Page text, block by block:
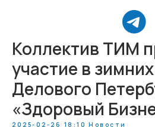
Eng
Ru |
Коллектив ТИМ
участие в
Делового
«Здоровый
2025-02-26 18:10 Новости